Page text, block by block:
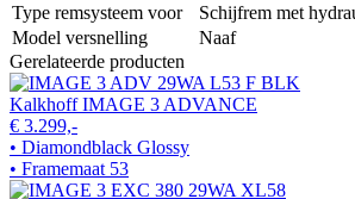
Type remsysteem voor
Schijfrem met
Model versnelling
Naaf
Gerelateerde producten
Kalkhoff IMAGE 3 ADVANCE
€ 3.299,-
• Diamondblack Glossy
• Framemaat 53